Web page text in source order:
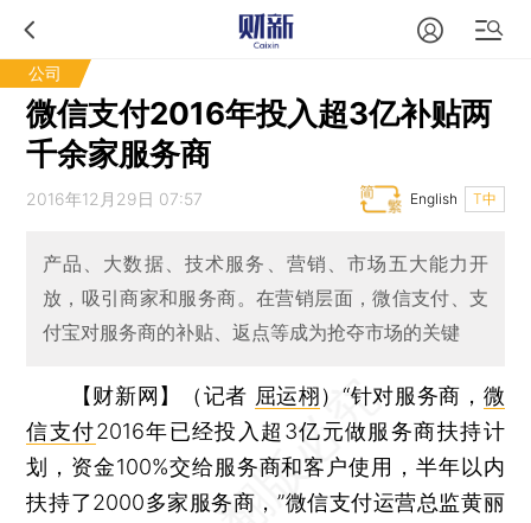
公司
微信支付2016年投入超3亿补贴两
千余家服务商
2016年12月29日 07:57 T中
English
产品、大数据、技术服务、营销、市场五大能力开
放，吸引商家和服务商。在营销层面，微信支付、支
付宝对服务商的补贴、返点等成为抢夺市场的关键
【财新网】（记者 屈运栩）“针对服务商， 微
信支付2016年已经投入超3亿元做服务商扶持计
划，资金100%交给服务商和客户使用，半年以内
扶持了2000多家服务商，”微信支付运营总监黄丽